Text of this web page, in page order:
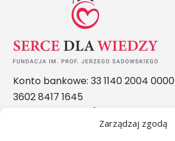
Zarządzaj zgodą
Konto bankowe: 33 1140 2004 0000
3602 8417 1645
Nasze nagrody